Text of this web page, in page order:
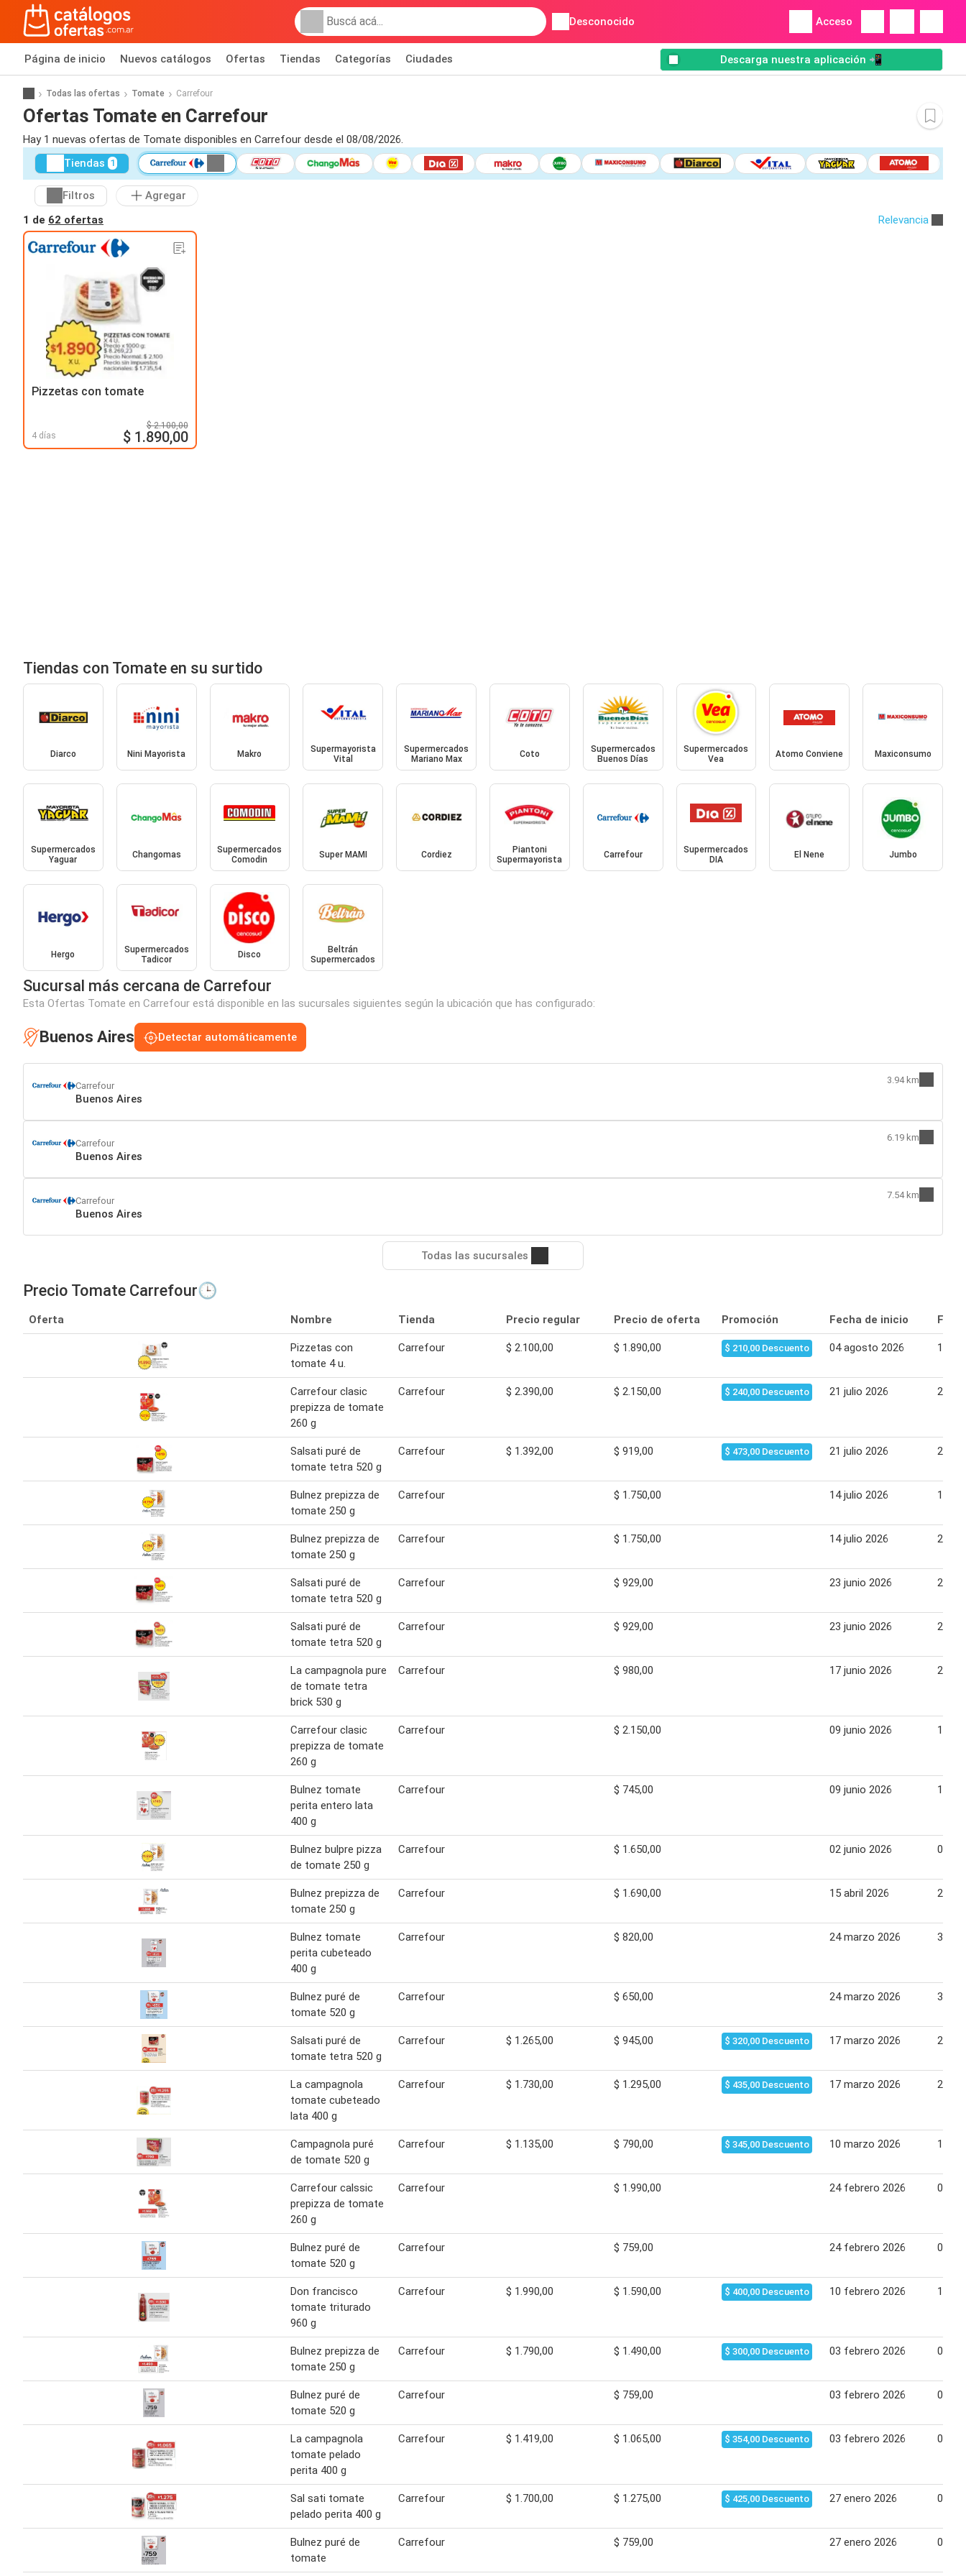
Desconocido Acceso
Página de inicio Nuevos catálogos Ofertas Tiendas Categorías Ciudades Descarga nuestra aplicación 📲
Todas las ofertas Tomate Carrefour
Ofertas Tomate en Carrefour
Hay 1 nuevas ofertas de Tomate disponibles en Carrefour desde el 08/08/2026.
Tiendas 1
Filtros
Agregar
1 de 62 ofertas Relevancia
Pizzetas con tomate
4 días
$ 2.100,00
$ 1.890,00
Tiendas con Tomate en su surtido
Diarco Nini Mayorista Makro
Supermayorista
Vital
Supermercados
Mariano Max
Coto
Supermercados
Buenos Días
Supermercados
Vea
Atomo Conviene Maxiconsumo
Supermercados
Yaguar
Changomas
Supermercados
Comodin
Super MAMI Cordiez
Piantoni
Supermayorista
Carrefour
Supermercados
DIA
El Nene Jumbo
Hergo
Supermercados
Tadicor
Disco
Beltrán
Supermercados
Sucursal más cercana de Carrefour
Esta Ofertas Tomate en Carrefour está disponible en las sucursales siguientes según la ubicación que has configurado:
Buenos Aires Detectar automáticamente
Carrefour
Buenos Aires
3.94 km
Carrefour
Buenos Aires
6.19 km
Carrefour
Buenos Aires
7.54 km
Todas las sucursales
Precio Tomate Carrefour🕒
Oferta Nombre Tienda Precio regular Precio de oferta Promoción Fecha de inicio
Pizzetas con
tomate 4 u.
Carrefour $ 2.100,00 $ 1.890,00 $ 210,00 Descuento 04 agosto 2026 12
Carrefour clasic
prepizza de tomate
260 g
Carrefour $ 2.390,00 $ 2.150,00 $ 240,00 Descuento 21 julio 2026 27
Salsati puré de
tomate tetra 520 g
Carrefour $ 1.392,00 $ 919,00 $ 473,00 Descuento 21 julio 2026 27
Bulnez prepizza de
tomate 250 g
Carrefour $ 1.750,00 14 julio 2026 14
Bulnez prepizza de
tomate 250 g
Carrefour $ 1.750,00 14 julio 2026 20
Salsati puré de
tomate tetra 520 g
Carrefour $ 929,00 23 junio 2026 23
Salsati puré de
tomate tetra 520 g
Carrefour $ 929,00 23 junio 2026 29
La campagnola pure
de tomate tetra
brick 530 g
Carrefour $ 980,00 17 junio 2026 23
Carrefour clasic
prepizza de tomate
260 g
Carrefour $ 2.150,00 09 junio 2026 17
Bulnez tomate
perita entero lata
400 g
Carrefour $ 745,00 09 junio 2026 17
Bulnez bulpre pizza
de tomate 250 g
Carrefour $ 1.650,00 02 junio 2026 08
Bulnez prepizza de
tomate 250 g
Carrefour $ 1.690,00 15 abril 2026 20
Bulnez tomate
perita cubeteado
400 g
Carrefour $ 820,00 24 marzo 2026 31
Bulnez puré de
tomate 520 g
Carrefour $ 650,00 24 marzo 2026 31
Salsati puré de
tomate tetra 520 g
Carrefour $ 1.265,00 $ 945,00 $ 320,00 Descuento 17 marzo 2026 24
La campagnola
tomate cubeteado
lata 400 g
Carrefour $ 1.730,00 $ 1.295,00 $ 435,00 Descuento 17 marzo 2026 24
Campagnola puré
de tomate 520 g
Carrefour $ 1.135,00 $ 790,00 $ 345,00 Descuento 10 marzo 2026 17
Carrefour calssic
prepizza de tomate
260 g
Carrefour $ 1.990,00 24 febrero 2026 02
Bulnez puré de
tomate 520 g
Carrefour $ 759,00 24 febrero 2026 02
Don francisco
tomate triturado
960 g
Carrefour $ 1.990,00 $ 1.590,00 $ 400,00 Descuento 10 febrero 2026 17
Bulnez prepizza de
tomate 250 g
Carrefour $ 1.790,00 $ 1.490,00 $ 300,00 Descuento 03 febrero 2026 09
Bulnez puré de
tomate 520 g
Carrefour $ 759,00 03 febrero 2026 09
La campagnola
tomate pelado
perita 400 g
Carrefour $ 1.419,00 $ 1.065,00 $ 354,00 Descuento 03 febrero 2026 09
Sal sati tomate
pelado perita 400 g
Carrefour $ 1.700,00 $ 1.275,00 $ 425,00 Descuento 27 enero 2026 02
Bulnez puré de
tomate
Carrefour $ 759,00 27 enero 2026 02